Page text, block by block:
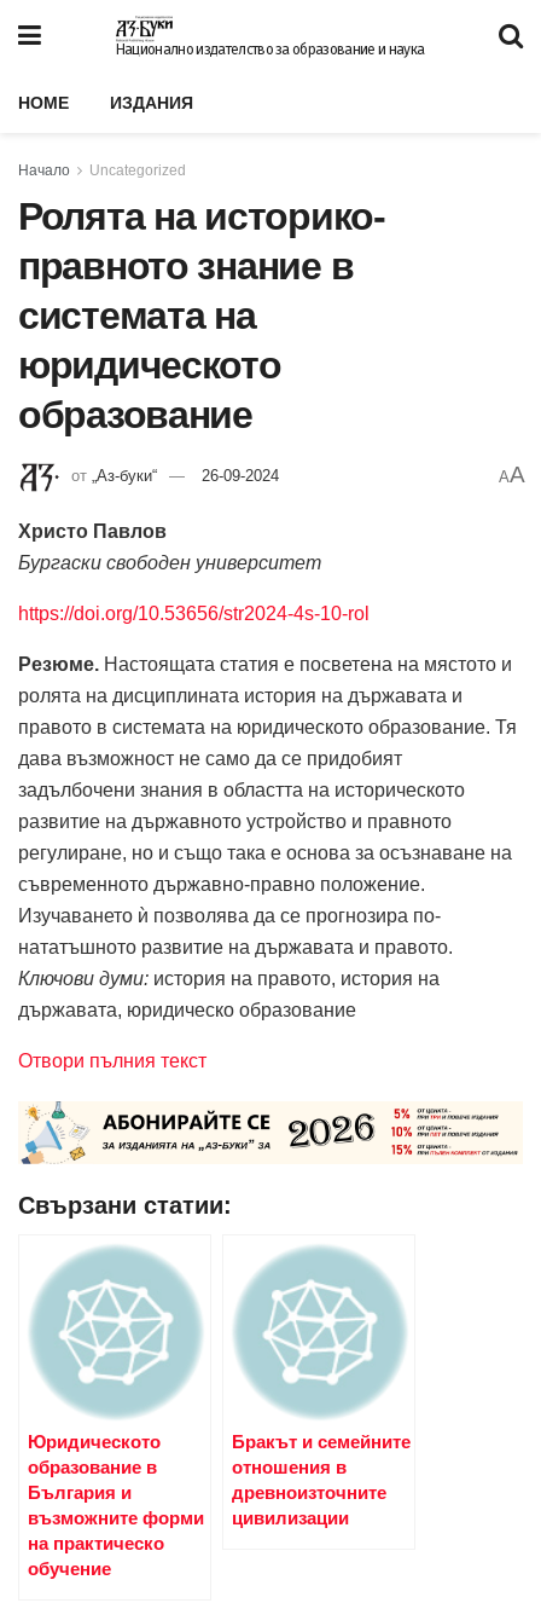
Национално издателство за образование и наука
HOME ИЗДАНИЯ
Начало Uncategorized
Ролята на историко-
правното знание в
системата на
юридическото
образование
от „Аз-буки“ 26-09-2024 AA
Христо Павлов
Бургаски свободен университет
https://doi.org/10.53656/str2024-4s-10-rol
Резюме. Настоящата статия е посветена на мястото и
ролята на дисциплината история на държавата и
правото в системата на юридическото образование. Тя
дава възможност не само да се придобият
задълбочени знания в областта на историческото
развитие на държавното устройство и правното
регулиране, но и също така е основа за осъзнаване на
съвременното държавно-правно положение.
Изучаването ѝ позволява да се прогнозира по-
нататъшното развитие на държавата и правото.
Ключови думи: история на правото, история на
държавата, юридическо образование
Отвори пълния текст
Свързани статии:
Юридическото
образование в
България и
възможните форми
на практическо
обучение
Бракът и семейните
отношения в
древноизточните
цивилизации